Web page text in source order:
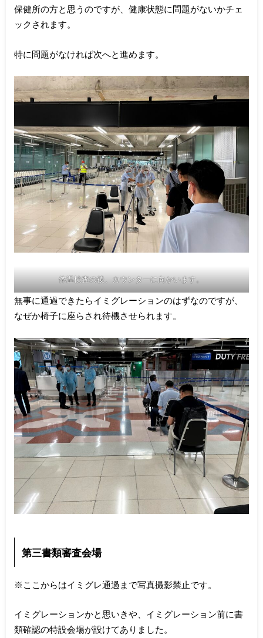
保健所の方と思うのですが、健康状態に問題がないかチェ
ックされます。
特に問題がなければ次へと進めます。
体温検査の後、カウンターに向かいます。
無事に通過できたらイミグレーションのはずなのですが、
なぜか椅子に座らされ待機させられます。
第三書類審査会場
※ここからはイミグレ通過まで写真撮影禁止です。
イミグレーションかと思いきや、イミグレーション前に書
類確認の特設会場が設けてありました。